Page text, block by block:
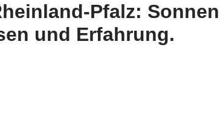
Pfalz:
und Erfahrung.